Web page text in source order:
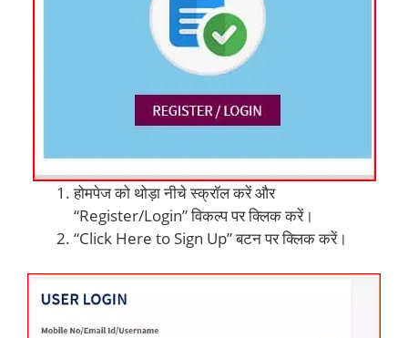
होमपेज को थोड़ा नीचे स्क्रॉल करें और
“Register/Login” विकल्प पर क्लिक करें।
“Click Here to Sign Up” बटन पर क्लिक करें।